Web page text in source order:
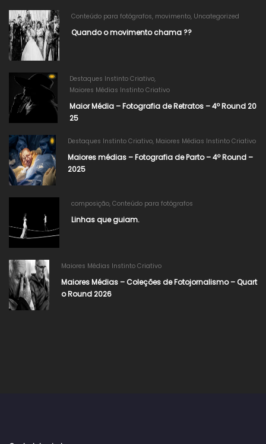
Conteúdo para fotógrafos, movimento, Uncategorized
Quando o movimento chama ??
Destaques Instinto Criativo,
Maiores Médias Instinto Criativo
Maior Média – Fotografia de Retratos – 4º Round 20
25
Destaques Instinto Criativo, Maiores Médias Instinto Criativo
Maiores médias – Fotografia de Parto – 4º Round –
2025
composição, Conteúdo para fotógrafos
Linhas que guiam.
Maiores Médias Instinto Criativo
Maiores Médias – Coleções de Fotojornalismo – Quart
o Round 2026